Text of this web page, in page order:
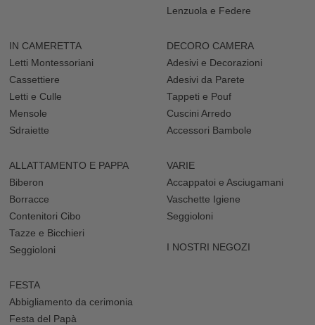
Lenzuola e Federe
IN CAMERETTA
Letti Montessoriani
Cassettiere
Letti e Culle
Mensole
Sdraiette
DECORO CAMERA
Adesivi e Decorazioni
Adesivi da Parete
Tappeti e Pouf
Cuscini Arredo
Accessori Bambole
ALLATTAMENTO E PAPPA
Biberon
Borracce
Contenitori Cibo
Tazze e Bicchieri
Seggioloni
VARIE
Accappatoi e Asciugamani
Vaschette Igiene
Seggioloni
I NOSTRI NEGOZI
FESTA
Abbigliamento da cerimonia
Festa del Papà